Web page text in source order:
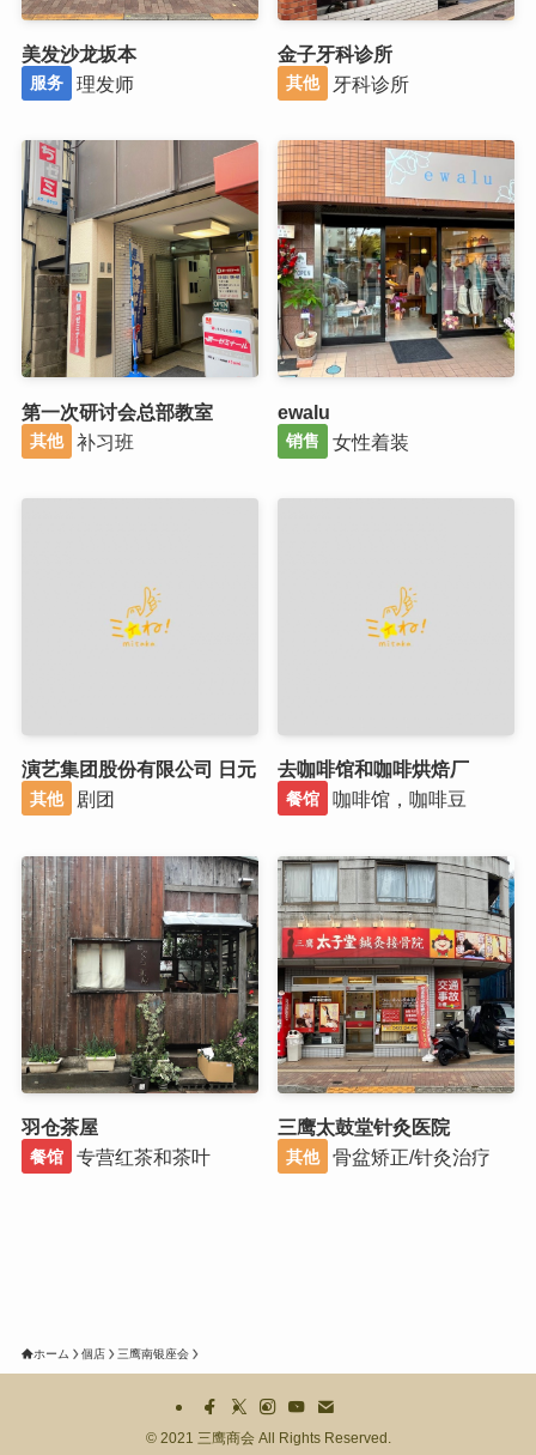
美发沙龙坂本
服务 理发师
金子牙科诊所
其他 牙科诊所
第一次研讨会总部教室
其他 补习班
ewalu
销售 女性着装
演艺集团股份有限公司 日元
其他 剧团
去咖啡馆和咖啡烘焙厂
餐馆 咖啡馆，咖啡豆
羽仓茶屋
餐馆 专营红茶和茶叶
三鹰太鼓堂针灸医院
其他 骨盆矫正/针灸治疗
ホーム 個店 三鹰南银座会
©2021 三鹰商会 All Rights Reserved.